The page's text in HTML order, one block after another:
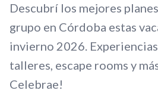
Descubrí los mejores
grupo en Córdoba estas
invierno 2026.
talleres, escape rooms y
Celebrae!